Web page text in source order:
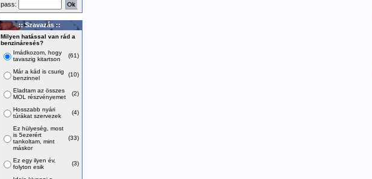
pass:
:: Szavazás ::
Milyen hatással van rád a
benzináresés?
Imádkozom, hogy
tavaszig kitartson
(61)
Már a kád is csurig
benzinnel
(10)
Eladtam az összes
MOL részvényemet
(2)
Hosszabb nyári
túrákat szervezek
(4)
Ez hülyeség, most
is 5ezerért
tankoltam, mint
máskor
(33)
Ez egy ilyen év,
folyton esik
(3)